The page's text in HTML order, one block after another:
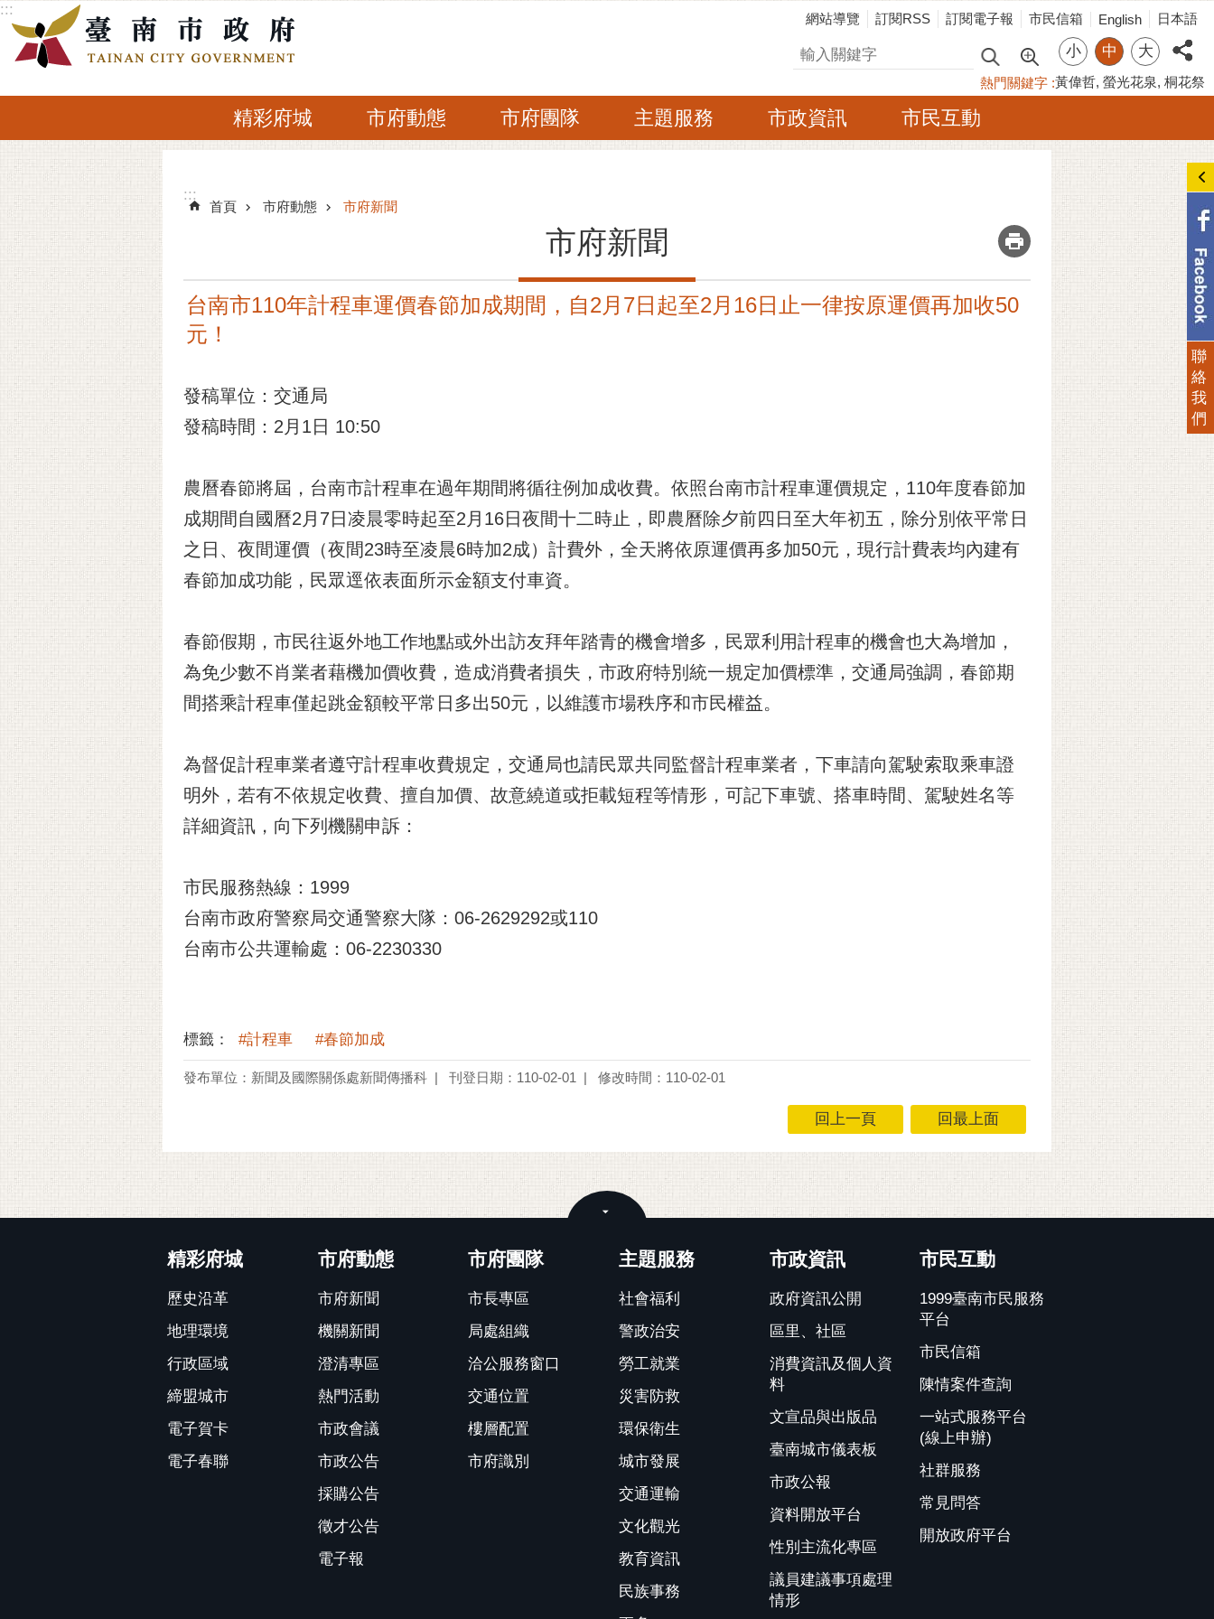
跳到主要內容區塊
:::
網站導覽 訂閱RSS 訂閱電子報 市民信箱 English 日本語
搜尋 小 中 大
熱門關鍵字 黃偉哲 螢光花泉 桐花祭
精彩府城 市府動態 市府團隊 主題服務 市政資訊 市民互動
:::
:::
首頁 市府動態 市府新聞
市府新聞 _
台南市110年計程車運價春節加成期間，自2月7日起至2月16日止一律按原運價再加收50
元！
發稿單位：交通局
發稿時間：2月1日 10:50
農曆春節將屆，台南市計程車在過年期間將循往例加成收費。依照台南市計程車運價規定，110年度春節加
成期間自國曆2月7日凌晨零時起至2月16日夜間十二時止，即農曆除夕前四日至大年初五，除分別依平常日
之日、夜間運價（夜間23時至凌晨6時加2成）計費外，全天將依原運價再多加50元，現行計費表均內建有
春節加成功能，民眾逕依表面所示金額支付車資。
春節假期，市民往返外地工作地點或外出訪友拜年踏青的機會增多，民眾利用計程車的機會也大為增加，
為免少數不肖業者藉機加價收費，造成消費者損失，市政府特別統一規定加價標準，交通局強調，春節期
間搭乘計程車僅起跳金額較平常日多出50元，以維護市場秩序和市民權益。
為督促計程車業者遵守計程車收費規定，交通局也請民眾共同監督計程車業者，下車請向駕駛索取乘車證
明外，若有不依規定收費、擅自加價、故意繞道或拒載短程等情形，可記下車號、搭車時間、駕駛姓名等
詳細資訊，向下列機關申訴：
市民服務熱線：1999
台南市政府警察局交通警察大隊：06-2629292或110
台南市公共運輸處：06-2230330
標籤： #計程車 #春節加成
發布單位：新聞及國際關係處新聞傳播科 刊登日期：110-02-01 修改時間：110-02-01
回上一頁 回最上面
精彩府城
歷史沿革
地理環境
行政區域
締盟城市
電子賀卡
電子春聯
市府動態
市府新聞
機關新聞
澄清專區
熱門活動
市政會議
市政公告
採購公告
徵才公告
電子報
市府團隊
市長專區
局處組織
洽公服務窗口
交通位置
樓層配置
市府識別
主題服務
社會福利
警政治安
勞工就業
災害防救
環保衛生
城市發展
交通運輸
文化觀光
教育資訊
民族事務
市政資訊
政府資訊公開
區里、社區
消費資訊及個人資
料
文宣品與出版品
臺南城市儀表板
市政公報
資料開放平台
性別主流化專區
議員建議事項處理
情形
市民互動
1999臺南市民服務
平台
市民信箱
陳情案件查詢
一站式服務平台
(線上申辦)
社群服務
常見問答
開放政府平台
聯
絡
我
們